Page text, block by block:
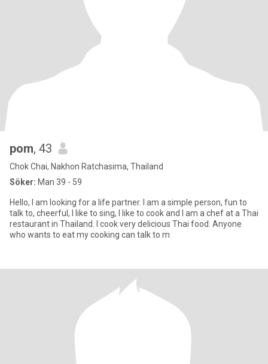
pom, 43
Chok Chai, Nakhon Ratchasima, Thailand
Söker: Man 39 - 59
Hello, I am looking for a life partner. I am a simple person, fun to
talk to, cheerful, I like to sing, I like to cook and I am a chef at a Thai
restaurant in Thailand. I cook very delicious Thai food. Anyone
who wants to eat my cooking can talk to m